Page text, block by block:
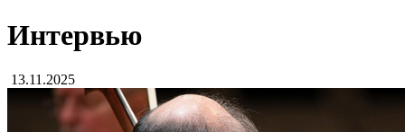
Интервью
13.11.2025